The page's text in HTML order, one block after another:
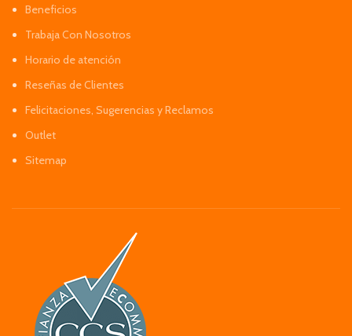
Beneficios
Trabaja Con Nosotros
Horario de atención
Reseñas de Clientes
Felicitaciones, Sugerencias y Reclamos
Outlet
Sitemap